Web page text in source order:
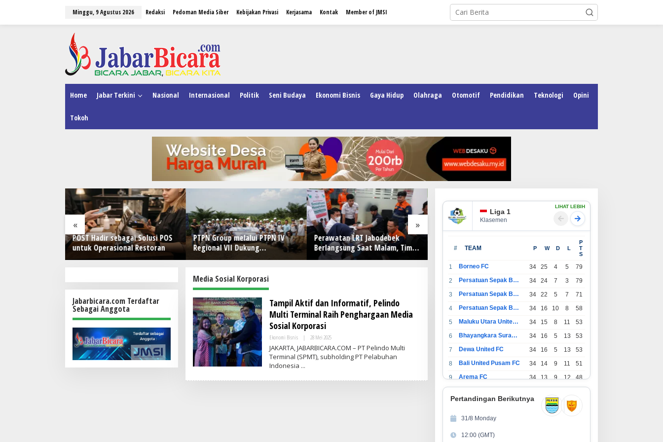
Minggu, 9 Agustus 2026 Redaksi Pedoman Media Siber Kebijakan Privasi Kerjasama Kontak Member of JMSI
Home Jabar Terkini Nasional Internasional Politik Seni Budaya Ekonomi Bisnis Gaya Hidup Olahraga Otomotif Pendidikan Teknologi Opini
Tokoh
« »
POST Hadir sebagai Solusi POS
untuk Operasional Restoran
PTPN Group melalui PTPN IV
Regional VII Dukung
Peningkatan Kompetensi
Pelatihan Avenza Maps di Way
Kanan
Perawatan LRT Jabodebek
Berlangsung Saat Malam, Tim
Kesehatan Jaga Kondisi Petugas
Kesehatan Masyarakat Lewat
Industri Akuakultur Pakistan,
Asia Selatan hingga Timur
Tengah Bersiap Terapkan Solusi
Terlengkap dari Indonesia
Jabarbicara.com Terdaftar
Sebagai Anggota
Media Sosial Korporasi
Tampil Aktif dan Informatif, Pelindo
Multi Terminal Raih Penghargaan Media
Sosial Korporasi
Ekonomi Bisnis | 28 Mei 2025O
E
H
I
JAKARTA, JABARBICARA.COM – PT Pelindo Multi
Terminal (SPMT), subholding PT Pelabuhan
Indonesia
Liga 1
Klasemen
LIHAT LEBIH
# TEAM P W D L
P
T
S
1 Borneo FC 34 25 4 5
79
2
Persatuan Sepak Bola Indonesia Bandung 34 24 7 3
79
3
Persatuan Sepak Bola Indonesia Jakarta 34 22 5 7
71
4
Persatuan Sepak Bola Surabaya 34 16 10 8
58
5
Maluku Utara United FC 34 15 8 11
53
6
Bhayangkara Surabaya United 34 16 5 13
53
7
Dewa United FC 34 16 5 13
53
8
Bali United Pusam FC 34 14 9 11
51
9
Arema FC 34 13 9 12
48
0
1
11 12 11
2
Pertandingan Berikutnya
31/8 Monday
12:00 (GMT)